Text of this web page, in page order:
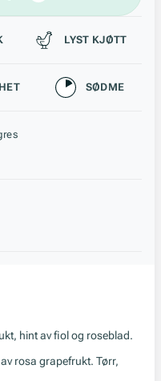
LYST KJØTT
SØDME
hint av fiol og roseblad.
rosa grapefrukt. Tørr,